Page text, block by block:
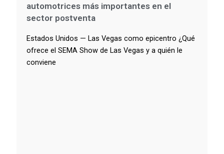
automotrices más importantes en el
sector postventa
Estados Unidos — Las Vegas como epicentro ¿Qué
ofrece el SEMA Show de Las Vegas y a quién le
conviene